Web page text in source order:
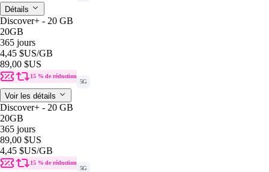
Détails
Discover+ - 20 GB
20GB
365 jours
4,45 $US/GB
89,00 $US
15 % de réduction
5G
Voir les détails
Discover+ - 20 GB
20GB
365 jours
89,00 $US
4,45 $US/GB
15 % de réduction
5G